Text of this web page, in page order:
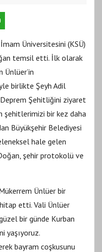
Üniversitesini (KSÜ)
temsil etti. İlk olarak
Ünlüer’in
birlikte Şeyh Adil
Şehitliğini ziyaret
şehitlerimizi bir kez daha
Büyükşehir Belediyesi
hale gelen
şehir protokolü ve
Ünlüer bir
etti. Vali Ünlüer
bir günde Kurban
yaşıyoruz.
bayram coşkusunu